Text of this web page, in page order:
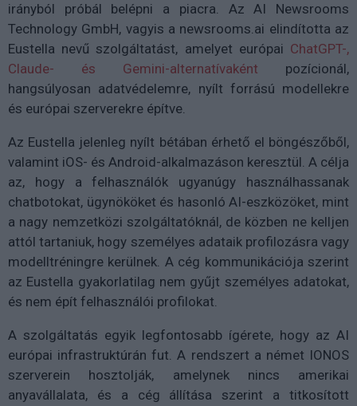
irányból próbál belépni a piacra. Az AI Newsrooms
Technology GmbH, vagyis a newsrooms.ai elindította az
Eustella nevű szolgáltatást, amelyet európai ChatGPT-,
Claude- és Gemini-alternatívaként pozícionál,
hangsúlyosan adatvédelemre, nyílt forrású modellekre
és európai szerverekre építve.
Az Eustella jelenleg nyílt bétában érhető el böngészőből,
valamint iOS- és Android-alkalmazáson keresztül. A célja
az, hogy a felhasználók ugyanúgy használhassanak
chatbotokat, ügynököket és hasonló AI-eszközöket, mint
a nagy nemzetközi szolgáltatóknál, de közben ne kelljen
attól tartaniuk, hogy személyes adataik profilozásra vagy
modelltréningre kerülnek. A cég kommunikációja szerint
az Eustella gyakorlatilag nem gyűjt személyes adatokat,
és nem épít felhasználói profilokat.
A szolgáltatás egyik legfontosabb ígérete, hogy az AI
európai infrastruktúrán fut. A rendszert a német IONOS
szerverein hosztolják, amelynek nincs amerikai
anyavállalata, és a cég állítása szerint a titkosított